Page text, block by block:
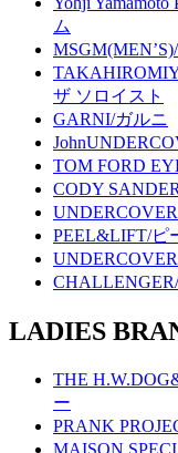
ム
ザ ソロイスト
GARNI/ガルニ
TOM FORD
CODY
PEEL&LIFT/ピ
LADIES
THE
ー
PRANK
MAISON